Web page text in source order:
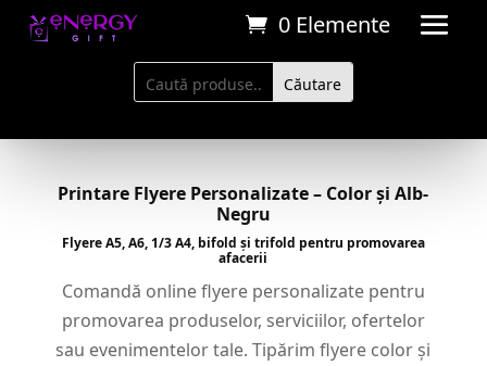
0 Elemente
Printare Flyere Personalizate – Color și Alb-
Negru
Flyere A5, A6, 1/3 A4, bifold și trifold pentru promovarea
afacerii
Comandă online flyere personalizate pentru
promovarea produselor, serviciilor, ofertelor
sau evenimentelor tale. Tipărim flyere color și